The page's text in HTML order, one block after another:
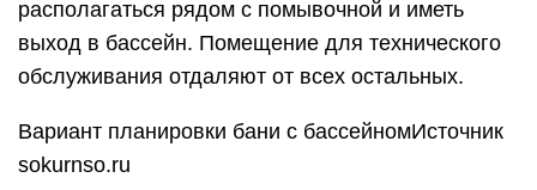
располагаться рядом с помывочной и иметь
выход в бассейн. Помещение для технического
обслуживания отдаляют от всех остальных.
Вариант планировки бани с бассейномИсточник
sokurnso.ru